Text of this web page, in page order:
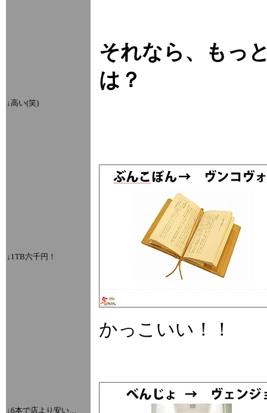
↓高い(笑)
↓1TB六千円！
↓6本で店より安い…
それなら、もっ
は？
かっこいい！！